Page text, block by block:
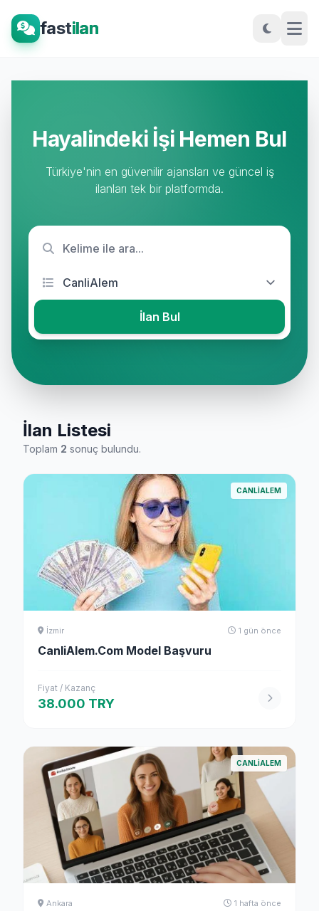
fastilan
Hayalindeki İşi Hemen Bul
Türkiye'nin en güvenilir ajansları ve güncel iş
ilanları tek bir platformda.
İlan Bul
İlan Listesi
Toplam 2 sonuç bulundu.
CANLIALEM
İzmir 1 gün önce
CanliAlem.Com Model Başvuru
Fiyat / Kazanç
38.000 TRY
CANLIALEM
Ankara 1 hafta önce